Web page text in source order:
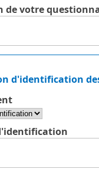
de votre
d'identification